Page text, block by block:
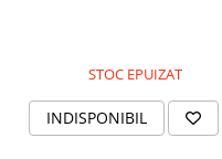
STOC EPUIZAT
INDISPONIBIL